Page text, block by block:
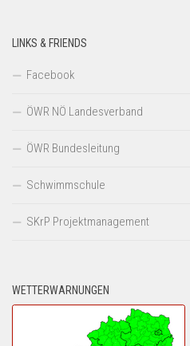
LINKS & FRIENDS
Facebook
ÖWR NÖ Landesverband
ÖWR Bundesleitung
Schwimmschule
SKrP Projektmanagement
WETTERWARNUNGEN